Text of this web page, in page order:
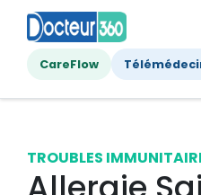
CareFlow
TROUBLES